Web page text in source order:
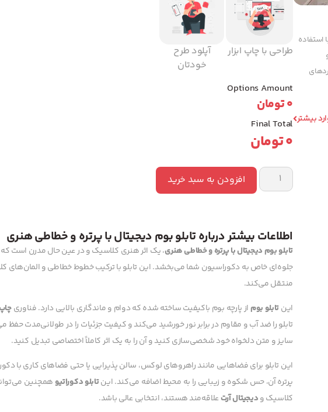
استفاده
بیشتر
طراحی با چاپ ابزار
آپلود طرح
خودتان
Options Amount
0تومان
Final Total
0تومان
افزودن به سبد خرید
اطلاعات بیشتر درباره تابلو بوم دیجیتال با پرتره و خطاطی هنری
تابلو بوم دیجیتال با پرتره و خطاطی هنری، یک اثر هنری کلاسیک و در عین حال مدرن است که
جلوه‌ای خاص به دکوراسیون شما می‌بخشد. این تابلو با ترکیب خطوط خطاطی و
منتقل می‌کند.
اینتابلو بوم از پارچه بوم باکیفیت ساخته شده که دوام و ماندگاری بالایی دارد. فناوری
تابلو را ضد آب و مقاوم در برابر نور خورشید می‌کند و کیفیت جزئیات را در طولانی‌مدت حفظ
سایز و متن دلخواه خود شخصی‌سازی کنید و آن را به یک اثر کاملاً اختصاصی تبدیل کنید.
این تابلو برای فضاهایی مانند راهروهای لوکس، سالن پذیرایی یا حتی فضاهای کاری
پرتره آن، حس شکوه و زیبایی را به محیط اضافه می‌کند. اینتابلو دکوراتیوهمچنین
کلاسیک ودیجیتال آرتعلاقه‌مند هستند، انتخابی عالی باشد.